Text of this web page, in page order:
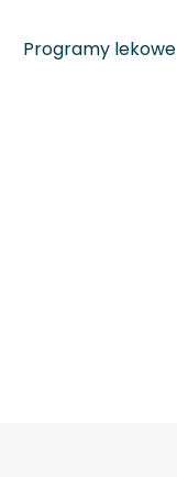
Programy lekowe